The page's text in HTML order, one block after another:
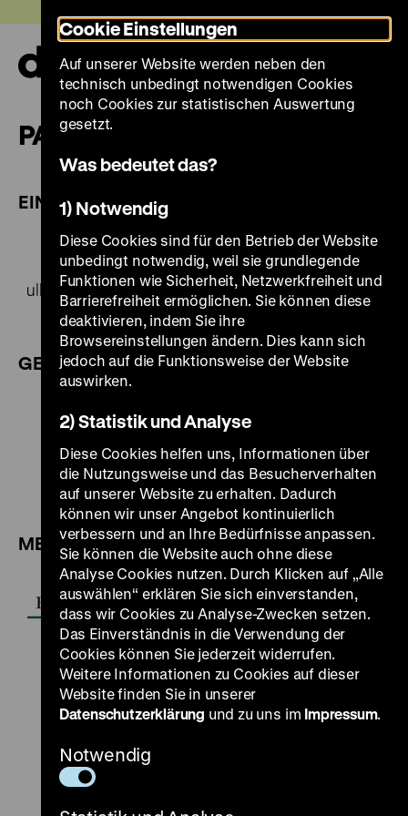
zum
Seiteninhalt
springen
PARTNER
EINE GEMEINSAME AUSSTELLUNG MIT
GEFÖRDERT VON:
MEDIENPARTNER:
unserer
Instagram
unserer
Cookie Einstellungen
Auf unserer Website werden neben den
technisch unbedingt notwendigen Cookies
noch Cookies zur statistischen Auswertung
gesetzt.
Was bedeutet das?
1) Notwendig
Diese Cookies sind für den Betrieb der Website
unbedingt notwendig, weil sie grundlegende
Funktionen wie Sicherheit, Netzwerkfreiheit und
Barrierefreiheit ermöglichen. Sie können diese
deaktivieren, indem Sie ihre
Browsereinstellungen ändern. Dies kann sich
jedoch auf die Funktionsweise der Website
auswirken.
2) Statistik und Analyse
Diese Cookies helfen uns, Informationen über
die Nutzungsweise und das Besucherverhalten
auf unserer Website zu erhalten. Dadurch
können wir unser Angebot kontinuierlich
verbessern und an Ihre Bedürfnisse anpassen.
Sie können die Website auch ohne diese
Analyse Cookies nutzen. Durch Klicken auf „Alle
auswählen“ erklären Sie sich einverstanden,
dass wir Cookies zu Analyse-Zwecken setzen.
Das Einverständnis in die Verwendung der
Cookies können Sie jederzeit widerrufen.
Weitere Informationen zu Cookies auf dieser
Website finden Sie in unserer
Datenschutzerklärung und zu uns im Impressum.
Notwendig